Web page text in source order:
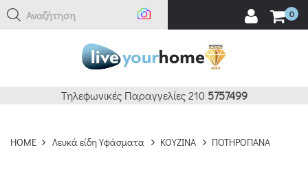
Αναζήτηση εδώ 0
Τηλεφωνικές Παραγγελίες 210 5757499
HOME Λευκά είδη Υφάσματα ΚΟΥΖΙΝΑ ΠΟΤΗΡΟΠΑΝΑ